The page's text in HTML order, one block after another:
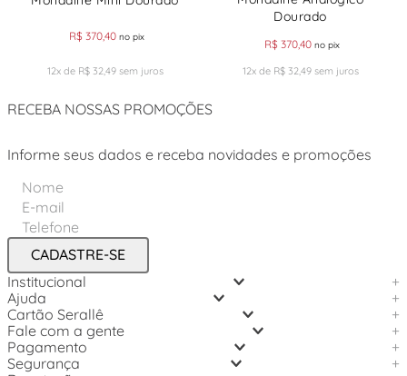
R$ 37040 no pix
12x de R$ 32,49sem juros
Dourado
R$ 370,40 no pix
12x de R$ 32,49sem juros
RECEBA NOSSAS PROMOÇÕES
Informe seus dados e receba novidades e promoções
CADASTRE-SE
Institucional
+
Ajuda
+
Cartão Serallê
+
Fale com a gente
+
Pagamento
+
Segurança
+